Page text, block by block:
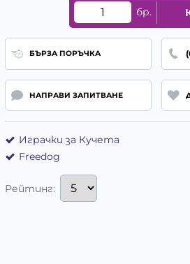
бр.
БЪРЗА ПОРЪЧКА
НАПРАВИ ЗАПИТВАНЕ
Играчки за Кучета
Freedog
Рейтинг: